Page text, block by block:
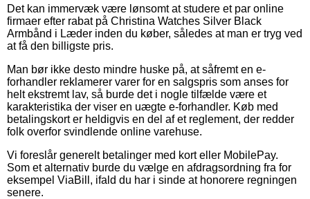
Det kan immervæk være lønsomt at studere et par online
firmaer efter rabat på Christina Watches Silver Black
Armbånd i Læder inden du køber, således at man er tryg ved
at få den billigste pris.
Man bør ikke desto mindre huske på, at såfremt en e-
forhandler reklamerer varer for en salgspris som anses for
helt ekstremt lav, så burde det i nogle tilfælde være et
karakteristika der viser en uægte e-forhandler. Køb med
betalingskort er heldigvis en del af et reglement, der redder
folk overfor svindlende online varehuse.
Vi foreslår generelt betalinger med kort eller MobilePay.
Som et alternativ burde du vælge en afdragsordning fra for
eksempel ViaBill, ifald du har i sinde at honorere regningen
senere.